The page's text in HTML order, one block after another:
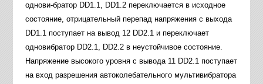
однови-братор DD1.1, DD1.2 переключается в исходное
состояние, отрицательный перепад напряжения с выхода
DD1.1 поступает на вывод 12 DD2.1 и переключает
одновибратор DD2.1, DD2.2 в неустойчивое состояние.
Напряжение высокого уровня с вывода 11 DD2.1 поступает
на вход разрешения автоколебательного мультивибратора